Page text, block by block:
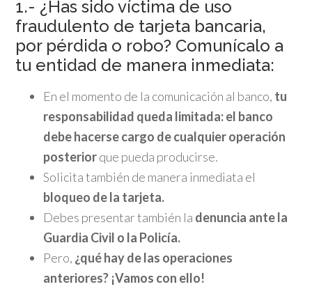
1.- ¿Has sido víctima de uso
fraudulento de tarjeta bancaria,
por pérdida o robo? Comunícalo a
tu entidad de manera inmediata:
En el momento de la comunicación al banco, tu
responsabilidad queda limitada: el banco
debe hacerse cargo de cualquier operación
posteriorque pueda producirse.
Solicita también de manera inmediata el
bloqueo de la tarjeta.
Debes presentar también la denuncia ante la
Guardia Civil o la Policía.
Pero, ¿qué hay de las operaciones
anteriores? ¡Vamos con ello!